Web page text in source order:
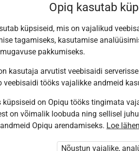
ole Opiqusse sisse logitud.
paketi „Erakasutaja 2024/25”
Opiq kasutab
küpsiseid, mis on vajalikud
tagamiseks, kasutamise
pakkumiseks.
kasutaja arvutist veebisaidi
veebisaidi tööks vajalikke andmeid
küpsiseid on Opiqu tööks tingimata
on võimalik loobuda ning sellisel
Opiqu arendamiseks. Loe
Nõustun vajalike,